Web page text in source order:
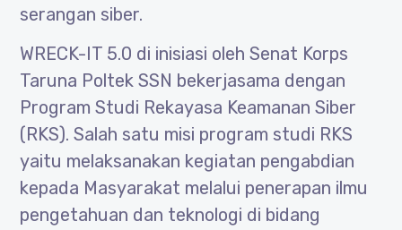
serangan siber.
WRECK-IT 5.0 di inisiasi oleh Senat Korps
Taruna Poltek SSN bekerjasama dengan
Program Studi Rekayasa Keamanan Siber
(RKS). Salah satu misi program studi RKS
yaitu melaksanakan kegiatan pengabdian
kepada Masyarakat melalui penerapan ilmu
pengetahuan dan teknologi di bidang